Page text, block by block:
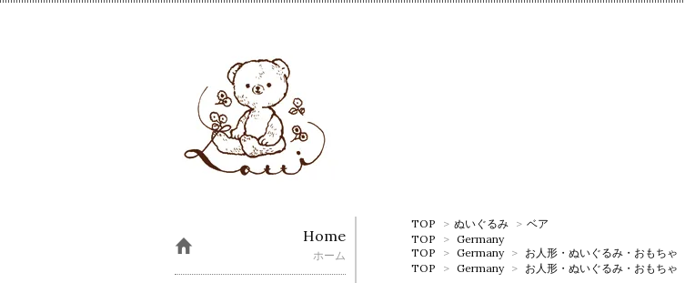
TOP > ぬいぐるみ > ベア
TOP
> Germany
TOP
> Germany > お人形・ぬいぐるみ・おもちゃ
TOP
> Germany > お人形・ぬいぐるみ・おもちゃ
Home
ホーム